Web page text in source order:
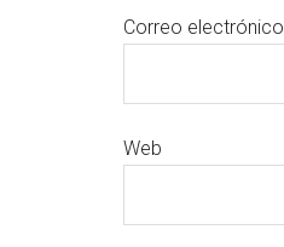
Correo electrónico
Web